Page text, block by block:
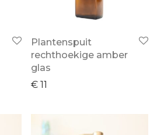
Plantenspuit
rechthoekige amber
glas
€ 11